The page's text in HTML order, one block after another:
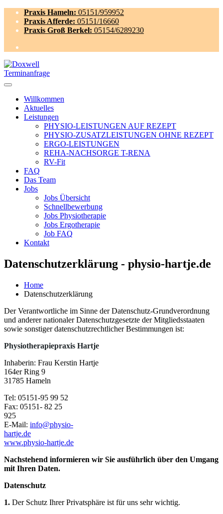
Praxis Hameln: 05151/959952
Praxis Afferde: 05151/16660
Praxis Groß Berkel: 05154/6289230
Terminanfrage
Willkommen
Aktuelles
Leistungen
PHYSIO-LEISTUNGEN AUF REZEPT
PHYSIO-ZUSATZLEISTUNGEN OHNE REZEPT
ERGO-LEISTUNGEN
REHA-NACHSORGE T-RENA
RV-Fit
FAQ
Das Team
Jobs
Jobs Übersicht
Schnellbewerbung
Jobs Physiotherapie
Jobs Ergotherapie
Job FAQ
Kontakt
Datenschutzerklärung - physio-hartje.de
Home
Datenschutzerklärung
Der Verantwortliche im Sinne der Datenschutz-Grundverordnung
und anderer nationaler Datenschutzgesetzte der Mitgliedsstaaten
sowie sonstiger datenschutzrechtlicher Bestimmungen ist:
Physiotherapiepraxis Hartje
Inhaberin: Frau Kerstin Hartje
164er Ring 9
31785 Hameln
Tel: 05151-95 99 52
Fax: 05151- 82 25
E-Mail: info@physio-
hartje.de
www.physio-hartje.de
Nachstehend informieren wir Sie ausführlich über den Umgang
mit Ihren Daten.
Datenschutz
1. Der Schutz Ihrer Privatsphäre ist für uns sehr wichtig.